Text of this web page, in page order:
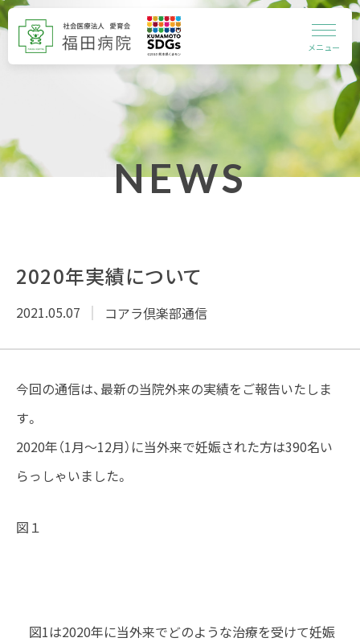
メニュー
NEWS
2020年実績について
2021.05.07 コアラ倶楽部通信
今回の通信は、最新の当院外来の実績をご報告いたしま
す。
2020年（1月～12月）に当外来で妊娠された方は390名い
らっしゃいました。
図１
図1は2020年に当外来でどのような治療を受けて妊娠